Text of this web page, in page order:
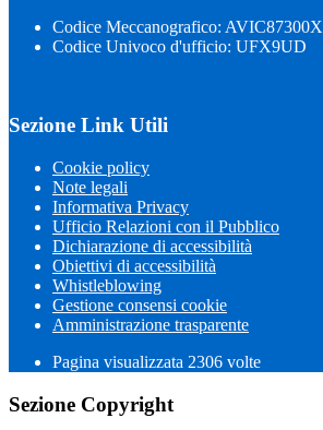
Codice Meccanografico: AVIC87300X
Codice Univoco d'ufficio: UFX9UD
Sezione Link Utili
Cookie policy
Note legali
Informativa Privacy
Ufficio Relazioni con il Pubblico
Dichiarazione di accessibilità
Obiettivi di accessibilità
Whistleblowing
Gestione consensi cookie
Amministrazione trasparente
Pagina visualizzata 2306 volte
Sezione Copyright